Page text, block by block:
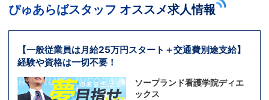
ぴゅあらばスタッフ オススメ求人情報
【一般従業員は月給25万円スタート＋交通費別途支給】
経験や資格は一切不要！
ソープランド看護学院ディエ
ックス